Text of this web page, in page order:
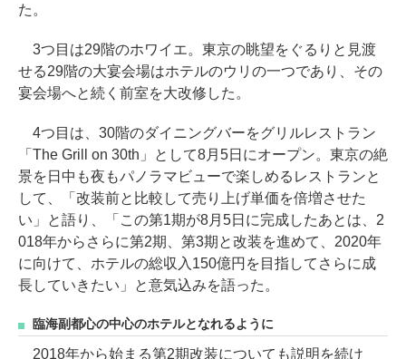
た。
3つ目は29階のホワイエ。東京の眺望をぐるりと見渡
せる29階の大宴会場はホテルのウリの一つであり、その
宴会場へと続く前室を大改修した。
4つ目は、30階のダイニングバーをグリルレストラン
「The Grill on 30th」として8月5日にオープン。東京の絶
景を日中も夜もパノラマビューで楽しめるレストランと
して、「改装前と比較して売り上げ単価を倍増させた
い」と語り、「この第1期が8月5日に完成したあとは、2
018年からさらに第2期、第3期と改装を進めて、2020年
に向けて、ホテルの総収入150億円を目指してさらに成
長していきたい」と意気込みを語った。
臨海副都心の中心のホテルとなれるように
2018年から始まる第2期改装についても説明を続け